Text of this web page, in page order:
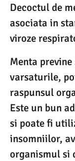
Decoctul de
asociata in
viroze
Menta
varsaturile,
raspunsul
Este un bun
si poate fi
insomniilor,
organismul si